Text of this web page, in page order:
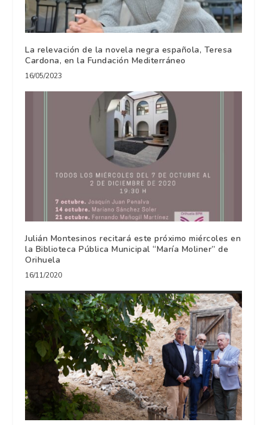
La relevación de la novela negra española, Teresa
Cardona, en la Fundación Mediterráneo
16/05/2023
Julián Montesinos recitará este próximo miércoles en
la Biblioteca Pública Municipal “María Moliner” de
Orihuela
16/11/2020